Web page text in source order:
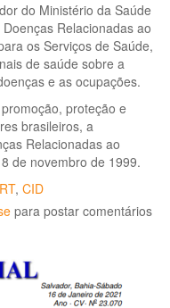
do Ministério da Saúde
Relacionadas ao
os Serviços de Saúde,
de saúde sobre a
e as ocupações.
proteção e
brasileiros, a
Relacionadas ao
de novembro de 1999.
, CID
para postar comentários